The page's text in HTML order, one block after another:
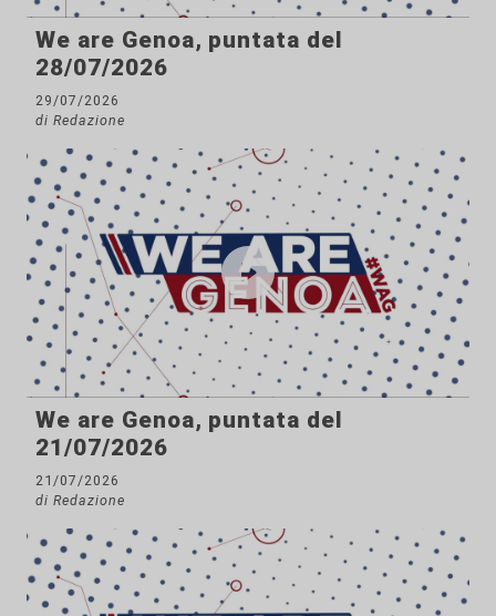
We are Genoa, puntata del
28/07/2026
29/07/2026
di Redazione
We are Genoa, puntata del
21/07/2026
21/07/2026
di Redazione